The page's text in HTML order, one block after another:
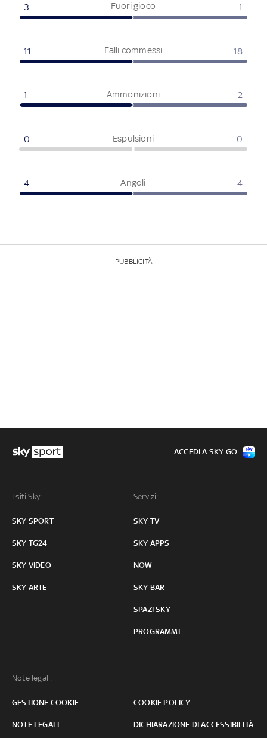
Fuori gioco
3 1
Falli commessi
11 18
Ammonizioni
1 2
Espulsioni
0 0
Angoli
4 4
PUBBLICITÀ
I siti Sky:
SKY SPORT
SKY TG24
SKY VIDEO
SKY ARTE
Servizi:
SKY TV
SKY APPS
NOW
SKY BAR
SPAZI SKY
PROGRAMMI
Note legali:
GESTIONE COOKIE COOKIE POLICY
NOTE LEGALI DICHIARAZIONE DI ACCESSIBILITÀ
ACCEDI A SKY GO